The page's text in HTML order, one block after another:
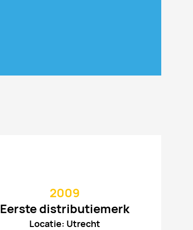
2009
Eerste distributiemerk
Locatie: Utrecht